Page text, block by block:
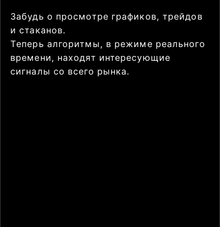
Забудь о просмотре графиков, трейдов
и стаканов.
Теперь алгоритмы, в режиме реального
времени, находят интересующие
сигналы со всего рынка.